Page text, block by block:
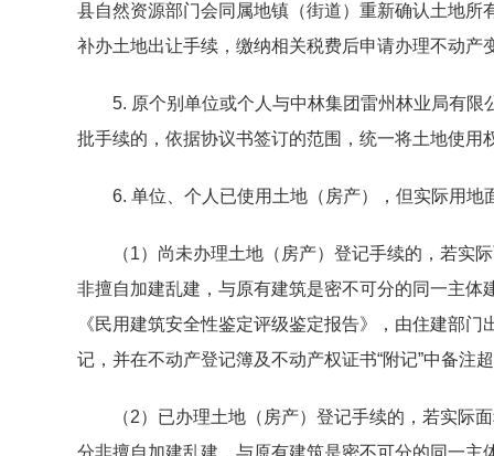
县自然资源部门会同属地镇（街道）重新确认土地
补办土地出让手续，缴纳相关税费后申请办理不动
5. 原个别单位或个人与中林集团雷州林业局有限
批手续的，依据协议书签订的范围，统一将土地使
6. 单位、个人已使用土地（房产），但实际用地
（1）尚未办理土地（房产）登记手续的，若实际
非擅自加建乱建，与原有建筑是密不可分的同一主
《民用建筑安全性鉴定评级鉴定报告》，由住建部
记，并在不动产登记簿及不动产权证书“附记”中备注
（2）已办理土地（房产）登记手续的，若实际面
分非擅自加建乱建，与原有建筑是密不可分的同一